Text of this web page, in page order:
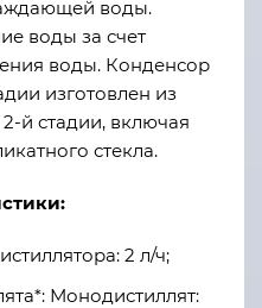
воды.
воды за счет
воды. Конденсор
изготовлен из
й стадии, включая
стекла.
2 л/ч;
Монодистиллят: